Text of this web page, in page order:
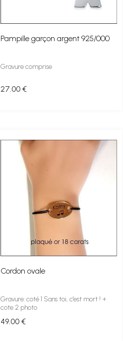
Pampille garçon argent 925/000
Gravure comprise
27.00 €
Cordon ovale
Gravure: coté 1 Sans toi, c'est mort ! +
cote 2 photo
49.00 €